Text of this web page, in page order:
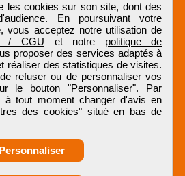
les cookies sur son site, dont des
En poursuivant votre
vous acceptez notre utilisation de
/ CGU et notre politique de
proposer des services adaptés à
réaliser des statistiques de visites.
refuser ou de personnaliser vos
le bouton "Personnaliser". Par
à tout moment changer d'avis en
des cookies" situé en bas de
Personnaliser